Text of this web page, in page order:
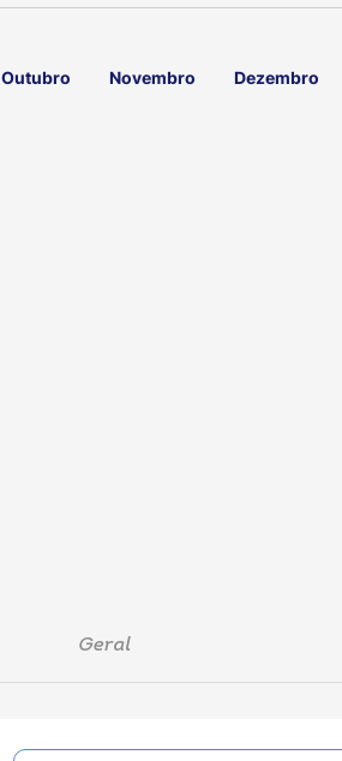
Outubro Novembro Dezembro
Geral